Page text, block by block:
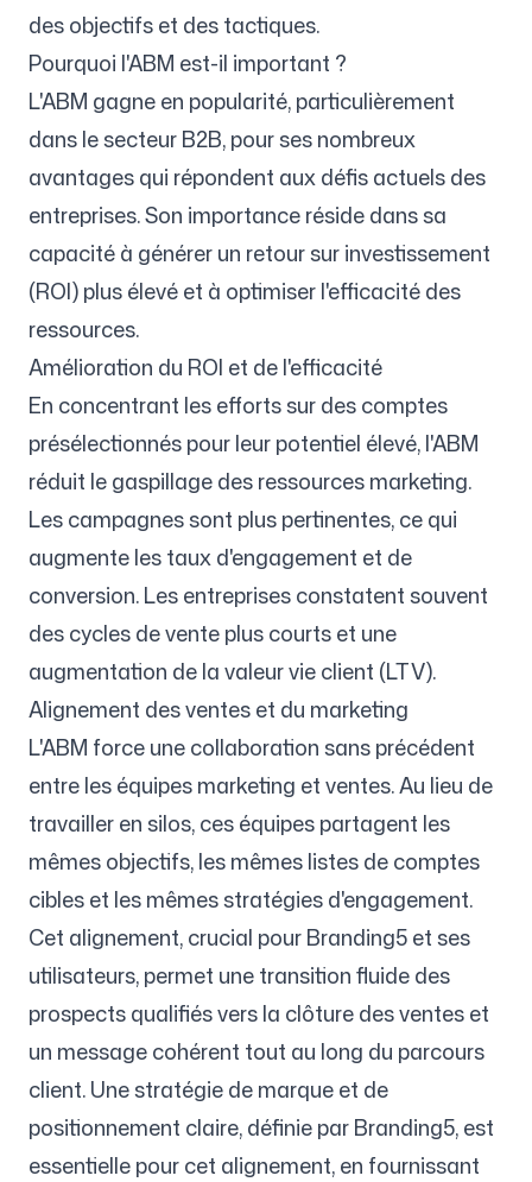
des objectifs et des tactiques.
Pourquoi l'ABM est-il important ?
L'ABM gagne en popularité, particulièrement
dans le secteur B2B, pour ses nombreux
avantages qui répondent aux défis actuels des
entreprises. Son importance réside dans sa
capacité à générer un retour sur investissement
(ROI) plus élevé et à optimiser l'efficacité des
ressources.
Amélioration du ROI et de l'efficacité
En concentrant les efforts sur des comptes
présélectionnés pour leur potentiel élevé, l'ABM
réduit le gaspillage des ressources marketing.
Les campagnes sont plus pertinentes, ce qui
augmente les taux d'engagement et de
conversion. Les entreprises constatent souvent
des cycles de vente plus courts et une
augmentation de la valeur vie client (LTV).
Alignement des ventes et du marketing
L'ABM force une collaboration sans précédent
entre les équipes marketing et ventes. Au lieu de
travailler en silos, ces équipes partagent les
mêmes objectifs, les mêmes listes de comptes
cibles et les mêmes stratégies d'engagement.
Cet alignement, crucial pour Branding5 et ses
utilisateurs, permet une transition fluide des
prospects qualifiés vers la clôture des ventes et
un message cohérent tout au long du parcours
client. Une stratégie de marque et de
positionnement claire, définie par Branding5, est
essentielle pour cet alignement, en fournissant